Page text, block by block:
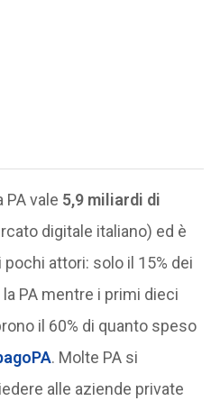
PA vale 5,9 miliardi di
digitale italiano) ed è
attori: solo il 15% dei
PA mentre i primi dieci
il 60% di quanto speso
. Molte PA si
alle aziende private